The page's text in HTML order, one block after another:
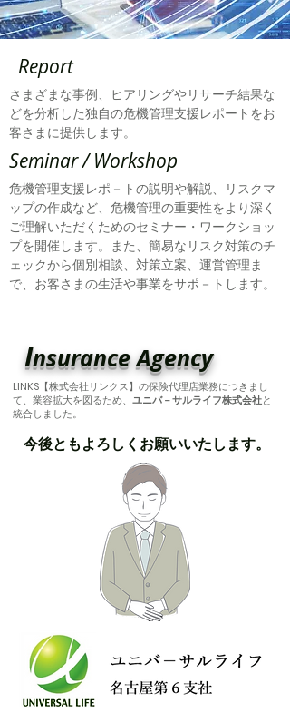
Report
さまざまな事例、ヒアリングやリサーチ結果な
どを分析した独自の危機管理支援レポートをお
客さまに提供します。
Seminar / Workshop
危機管理支援レポ－トの説明や解説、リスクマ
ップの作成など、危機管理の重要性をより深く
ご理解いただくためのセミナー・ワークショッ
プを開催します。 ​また、​簡易なリスク対策のチ
ェックから個別相談、対策立案、運営管理ま
で、お客さまの生活や事業をサポ－トします。
Insurance Agency
LINKS 【株式会社リンクス】の保険代理店業務につきまし
て、業容拡大を図るため、 ユニバ－サルライフ株式会社と
統合しました。
今後ともよろしくお願いいたします。